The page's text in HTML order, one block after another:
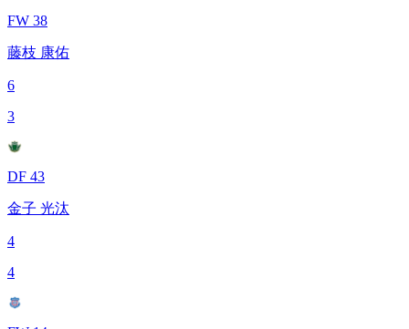
FW 38
藤枝 康佑
6
3
DF 43
金子 光汰
4
4